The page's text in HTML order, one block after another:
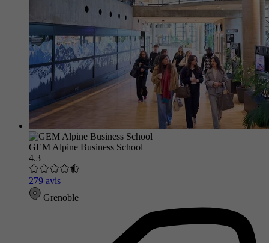
GEM Alpine Business School
4.3
279 avis
Grenoble